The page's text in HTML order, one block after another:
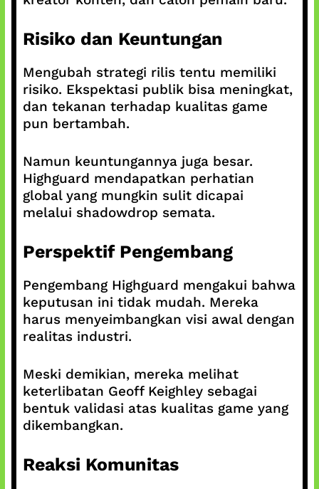
Risiko dan Keuntungan
Mengubah strategi rilis tentu memiliki
risiko. Ekspektasi publik bisa meningkat,
dan tekanan terhadap kualitas game
pun bertambah.
Namun keuntungannya juga besar.
Highguard mendapatkan perhatian
global yang mungkin sulit dicapai
melalui shadowdrop semata.
Perspektif Pengembang
Pengembang Highguard mengakui bahwa
keputusan ini tidak mudah. Mereka
harus menyeimbangkan visi awal dengan
realitas industri.
Meski demikian, mereka melihat
keterlibatan Geoff Keighley sebagai
bentuk validasi atas kualitas game yang
dikembangkan.
Reaksi Komunitas